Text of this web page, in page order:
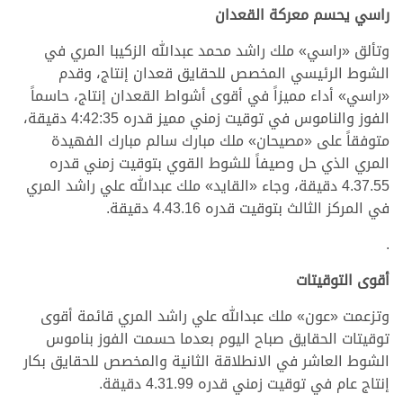
راسي يحسم معركة القعدان
وتألق «راسي» ملك راشد محمد عبدالله الزكيبا المري في
الشوط الرئيسي المخصص للحقايق قعدان إنتاج، وقدم
«راسي» أداء مميزاً في أقوى أشواط القعدان إنتاج، حاسماً
الفوز والناموس في توقيت زمني مميز قدره 4:42:35 دقيقة،
متوفقاً على «مصيحان» ملك مبارك سالم مبارك الفهيدة
المري الذي حل وصيفاً للشوط القوي بتوقيت زمني قدره
4.37.55 دقيقة، وجاء «القايد» ملك عبدالله علي راشد المري
في المركز الثالث بتوقيت قدره 4.43.16 دقيقة.
.
أقوى التوقيتات
وتزعمت «عون» ملك عبدالله علي راشد المري قائمة أقوى
توقيتات الحقايق صباح اليوم بعدما حسمت الفوز بناموس
الشوط العاشر في الانطلاقة الثانية والمخصص للحقايق بكار
إنتاج عام في توقيت زمني قدره 4.31.99 دقيقة.